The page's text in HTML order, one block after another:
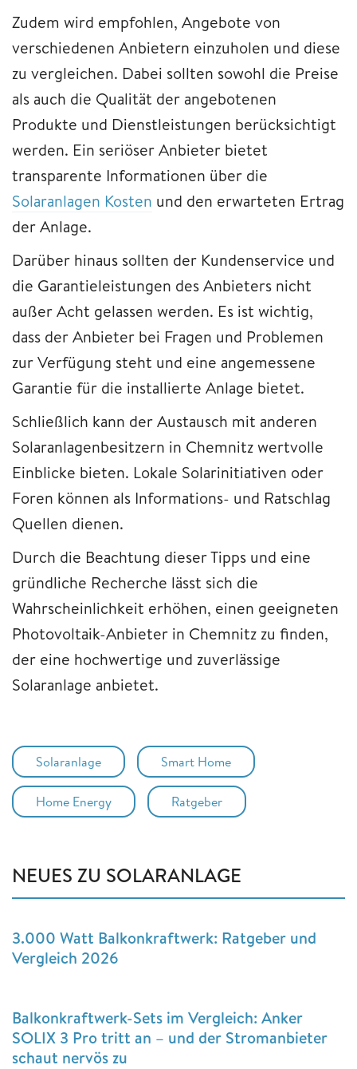
Zudem wird empfohlen, Angebote von
verschiedenen Anbietern einzuholen und diese
zu vergleichen. Dabei sollten sowohl die Preise
als auch die Qualität der angebotenen
Produkte und Dienstleistungen berücksichtigt
werden. Ein seriöser Anbieter bietet
transparente Informationen über die
Solaranlagen Kosten und den erwarteten Ertrag
der Anlage.
Darüber hinaus sollten der Kundenservice und
die Garantieleistungen des Anbieters nicht
außer Acht gelassen werden. Es ist wichtig,
dass der Anbieter bei Fragen und Problemen
zur Verfügung steht und eine angemessene
Garantie für die installierte Anlage bietet.
Schließlich kann der Austausch mit anderen
Solaranlagenbesitzern in Chemnitz wertvolle
Einblicke bieten. Lokale Solarinitiativen oder
Foren können als Informations- und Ratschlag
Quellen dienen.
Durch die Beachtung dieser Tipps und eine
gründliche Recherche lässt sich die
Wahrscheinlichkeit erhöhen, einen geeigneten
Photovoltaik-Anbieter in Chemnitz zu finden,
der eine hochwertige und zuverlässige
Solaranlage anbietet.
Solaranlage Smart Home
Home Energy Ratgeber
NEUES ZU SOLARANLAGE
3.000 Watt Balkonkraftwerk: Ratgeber und
Vergleich 2026
Balkonkraftwerk-Sets im Vergleich: Anker
SOLIX 3 Pro tritt an – und der Stromanbieter
schaut nervös zu